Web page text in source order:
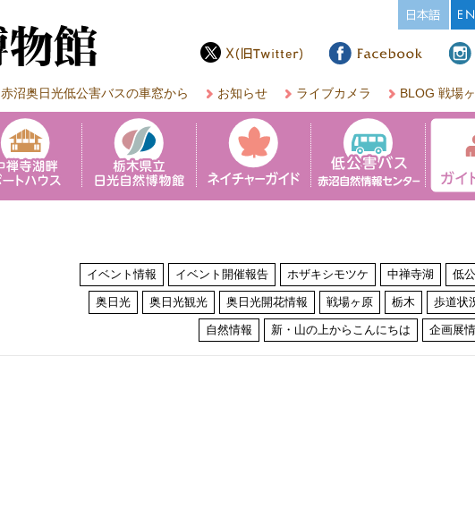
赤沼奥日光低公害バスの車窓から お知らせ ライブカメラ BLOG 戦場
イベント情報 イベント開催報告 ホザキシモツケ 中禅寺湖 低
奥日光 奥日光観光 奥日光開花情報 戦場ヶ原 栃木 歩道状
自然情報 新・山の上からこんにちは 企画展